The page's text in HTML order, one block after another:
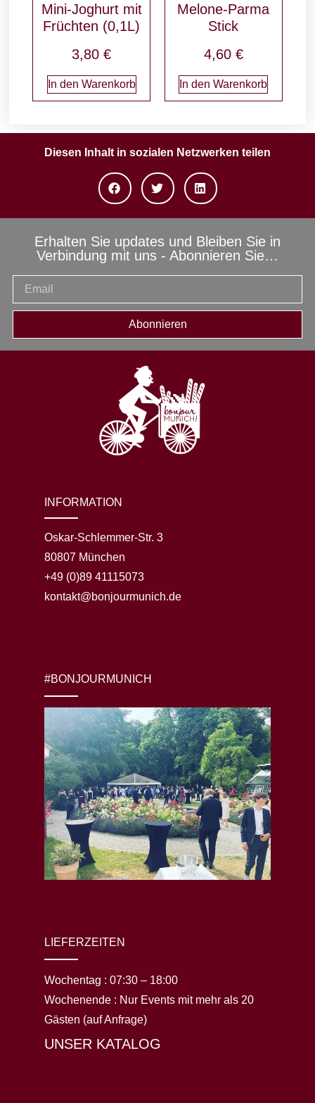
Mini-Joghurt mit
Früchten (0,1L)
3,80€
In den Warenkorb
Melone-Parma
Stick
4,60 €
In den Warenkorb
Diesen Inhalt in sozialen Netzwerken teilen
Erhalten Sie updates und Bleiben Sie in
Verbindung mit uns - Abonnieren Sie…
Abonnieren
INFORMATION
Oskar-Schlemmer-Str. 3
80807 München
+49 (0)89 41115073
kontakt@bonjourmunich.de
#BONJOURMUNICH
LIEFERZEITEN
Wochentag : 07:30 – 18:00
Wochenende : Nur Events mit mehr als 20
Gästen (auf Anfrage)
UNSER KATALOG